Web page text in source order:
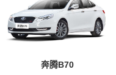
奔腾B70